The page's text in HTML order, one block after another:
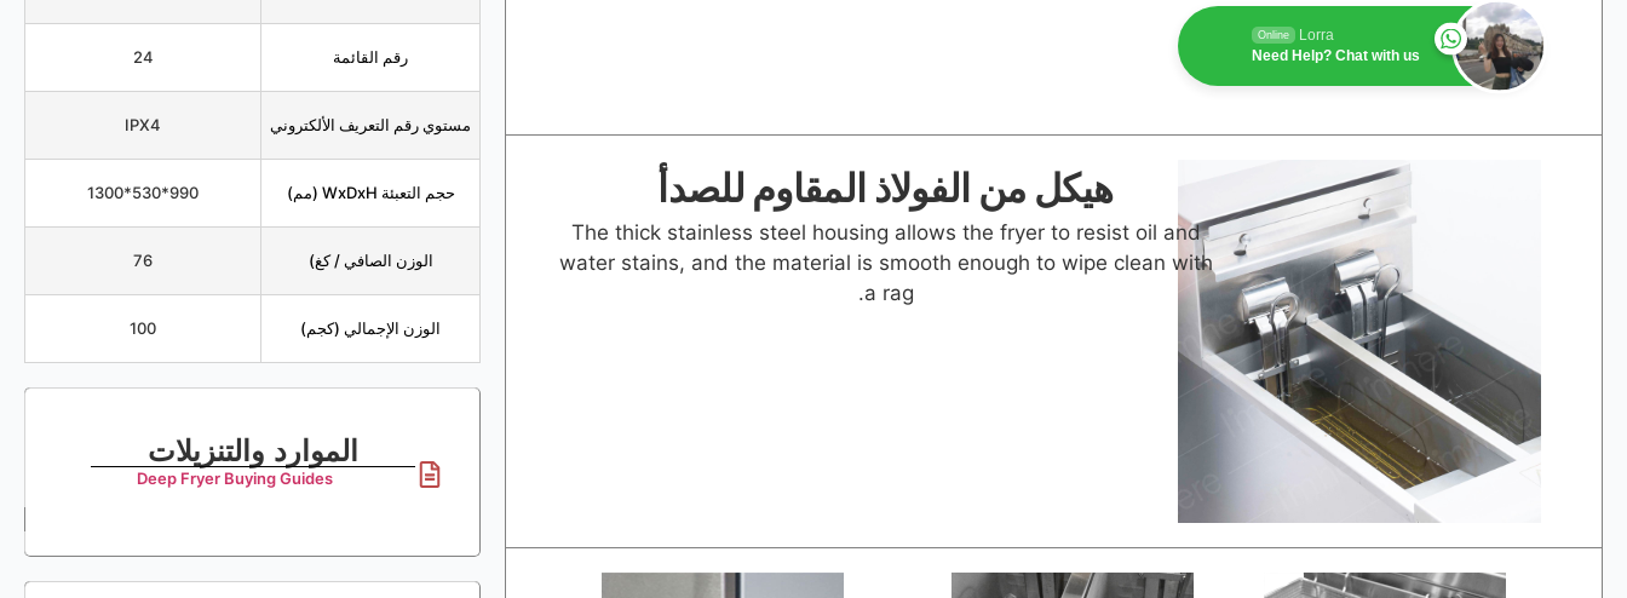
Lorra
Online
Need Help? Chat with us
هيكل من الفولاذ المقاوم للصدأ
The thick stainless steel housing allows the fryer to resist oil and
water stains, and the material is smooth enough to wipe clean with
a rag.
رقم القائمة 24
مستوي رقم التعريف الألكتروني IPX4
حجم التعبئة WxDxH (مم) 990*530*1300
الوزن الصافي / كغ) 76
الوزن الإجمالي (كجم) 100
الموارد والتنزيلات
Deep Fryer Buying Guides